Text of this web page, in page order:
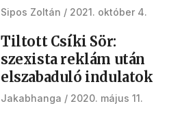
Sipos Zoltán 2021. október 4.
Tiltott Csíki Sör:
szexista reklám után
elszabaduló indulatok
Jakabhanga 2020. május 11.